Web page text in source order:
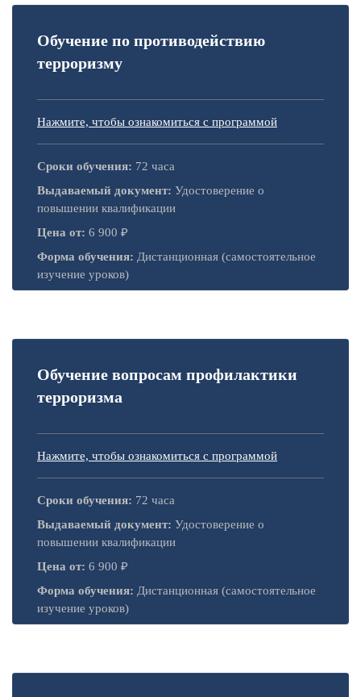
Обучение по противодействию
терроризму
Нажмите, чтобы ознакомиться с программой
Сроки обучения: 72 часа
Выдаваемый документ: Удостоверение о
повышении квалификации
Цена от: 6 900 ₽
Форма обучения: Дистанционная (самостоятельное
изучение уроков)
Обучение вопросам профилактики
терроризма
Нажмите, чтобы ознакомиться с программой
Сроки обучения: 72 часа
Выдаваемый документ: Удостоверение о
повышении квалификации
Цена от: 6 900 ₽
Форма обучения: Дистанционная (самостоятельное
изучение уроков)